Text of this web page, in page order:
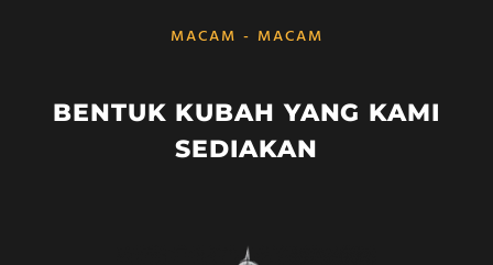
MACAM - MACAM
BENTUK KUBAH YANG KAMI
SEDIAKAN